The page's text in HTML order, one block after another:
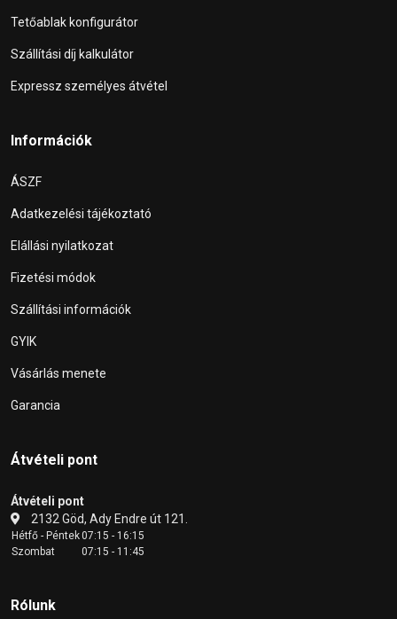
Tetőablak konfigurátor
Szállítási díj kalkulátor
Expressz személyes átvétel
Információk
ÁSZF
Adatkezelési tájékoztató
Elállási nyilatkozat
Fizetési módok
Szállítási információk
GYIK
Vásárlás menete
Garancia
Átvételi pont
Átvételi pont
2132 Göd, Ady Endre út 121.
Hétfő - Péntek07:15 - 16:15
Szombat
07:15 - 11:45
Rólunk